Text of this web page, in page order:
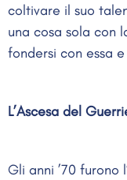
coltivare il suo
una cosa sola con
fondersi con essa
L’Ascesa del
Gli anni ’70 furono